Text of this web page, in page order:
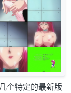
个特定的最新版